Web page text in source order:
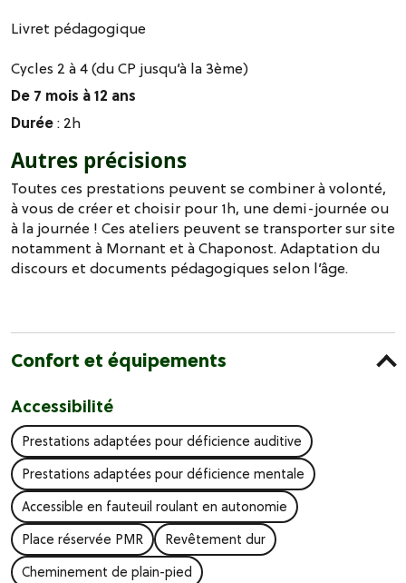
Livret pédagogique
Cycles 2 à 4 (du CP jusqu’à la 3ème)
De 7 mois à 12 ans
Durée: 2h
Autres précisions
Toutes ces prestations peuvent se combiner à volonté,
à vous de créer et choisir pour 1h, une demi-journée ou
à la journée ! Ces ateliers peuvent se transporter sur site
notamment à Mornant et à Chaponost. Adaptation du
discours et documents pédagogiques selon l’âge.
Confort et équipements
Accessibilité
Prestations adaptées pour déficience auditive
Prestations adaptées pour déficience mentale
Accessible en fauteuil roulant en autonomie
Place réservée PMR
Revêtement dur
Cheminement de plain-pied